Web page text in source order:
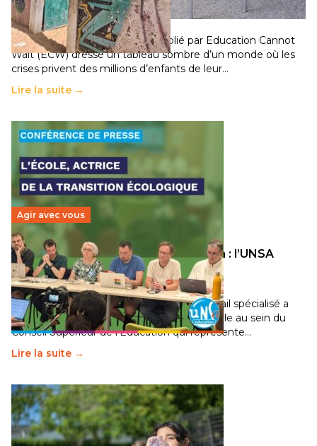
population
11 juillet 2026- National
Un nouveau rapport mondial publié par Education Cannot
Wait (ECW) dresse un tableau sombre d’un monde où les
crises privent des millions d’enfants de leur…
Lire la suite →
Agir avec vous
Transition écologique de l’éducation : l’UNSA
Éducation fait bouger les lignes
30 juin 2026-National
Pendant plusieurs mois, un groupe de travail spécialisé a
travaillé sur la transition écologique de l’Ecole au sein du
Conseil Supérieur de l’Éducation qui représente…
Lire la suite →